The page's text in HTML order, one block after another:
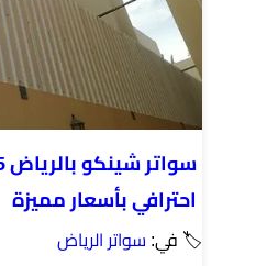
احترافي بأسعار مميزة
🏷 في: سواتر الرياض